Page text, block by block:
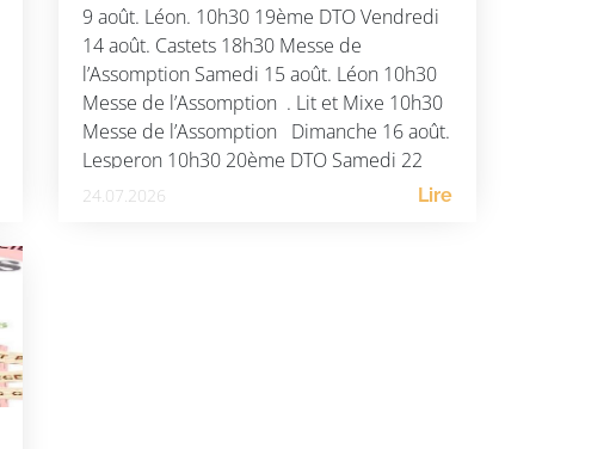
9 août. Léon. 10h30 19ème DTO Vendredi
14 août. Castets 18h30 Messe de
l’Assomption Samedi 15 août. Léon 10h30
Messe de l’Assomption . Lit et Mixe 10h30
Messe de l’Assomption Dimanche 16 août.
Lesperon 10h30 20ème DTO Samedi 22
août. St […]
24.07.2026 Lire